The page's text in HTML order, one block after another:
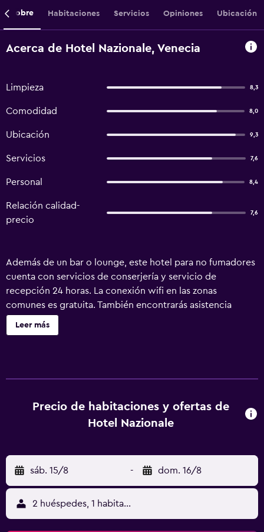
Sobre Habitaciones Servicios Opiniones Ubicación
Acerca de Hotel Nazionale, Venecia
Limpieza 8,3
Comodidad 8,0
Ubicación 9,3
Servicios 7,6
Personal 8,4
Relación calidad-
precio
7,6
Además de un bar o lounge, este hotel para no fumadores
cuenta con servicios de conserjería y servicio de
recepción 24 horas. La conexión wifi en las zonas
comunes es gratuita. También encontrarás asistencia
turística y para la compra de entradas, un portero o
botones y una caja fuerte en la recepción. Hotel Nazionale
nuestro acceso a Internet wifi gratis. Los servicios para las
personas de negocios incluyen escritorio y teléfono. Se
Leer más
Precio de habitaciones y ofertas de
Hotel Nazionale
sáb. 15/8 - dom. 16/8
2 huéspedes, 1 habitación